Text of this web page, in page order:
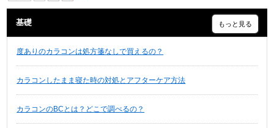
基礎 もっと見る
度ありのカラコンは処方箋なしで買えるの？
カラコンしたまま寝た時の対処とアフターケア方法
カラコンのBCとは？どこで調べるの？